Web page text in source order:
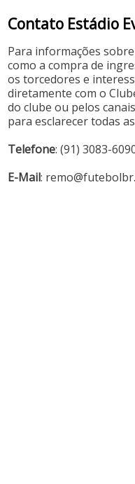
Contato Estádio
Para informações
como a compra de
os torcedores e
diretamente com o
do clube ou pelos
para esclarecer todas
Telefone: (91) 3083-
E-Mail: